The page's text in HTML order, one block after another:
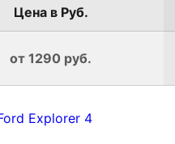
Цена в Руб.
от 1290 руб.
Explorer 4